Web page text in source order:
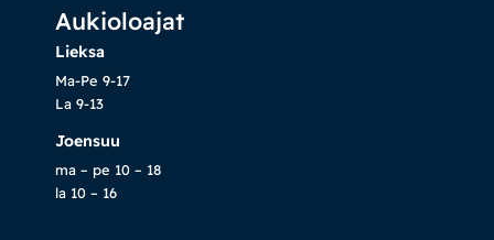
Aukioloajat
Lieksa
Ma-Pe 9-17
La 9-13
Joensuu
ma – pe 10 – 18
la 10 – 16